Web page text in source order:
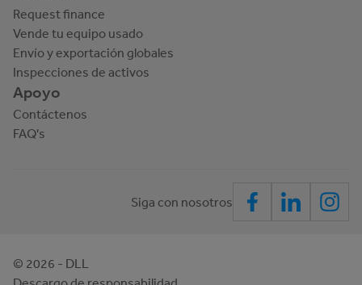
Request finance
Vende tu equipo usado
Envío y exportación globales
Inspecciones de activos
Apoyo
Contáctenos
FAQ's
Siga con nosotros
© 2026 - DLL